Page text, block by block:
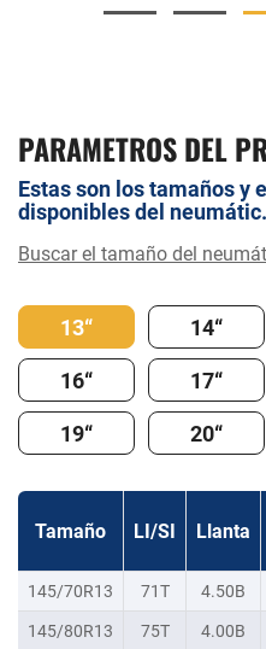
PARAMETROS DEL
Estas son los tamaños y
disponibles del neumátic.
Buscar el tamaño del
13“ 14“
16“
17“
19“
20“
Tamaño LI/SI Llanta
145/70R13 71T 4.50B
145/80R13
75T 4.00B